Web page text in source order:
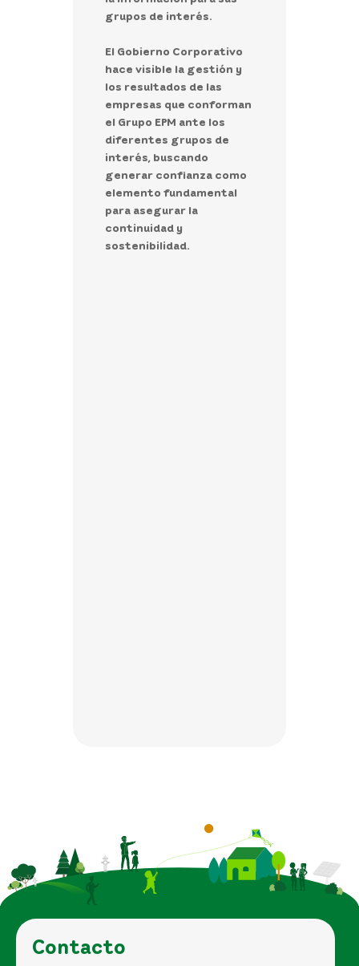
grupos de interés.
El Gobierno Corporativo
hace visible la gestión y
los resultados de las
empresas que conforman
el Grupo EPM ante los
diferentes grupos de
interés, buscando
generar confianza como
elemento fundamental
para asegurar la
continuidad y
sostenibilidad.
Contacto